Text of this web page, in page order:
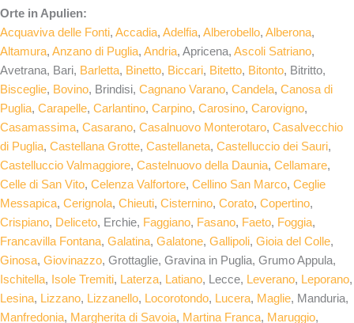
Orte in Apulien:
Acquaviva delle Fonti, Accadia, Adelfia, Alberobello, Alberona,
Altamura, Anzano di Puglia, Andria, Apricena, Ascoli Satriano,
Avetrana, Bari, Barletta, Binetto, Biccari, Bitetto, Bitonto, Bitritto,
Bisceglie, Bovino, Brindisi, Cagnano Varano, Candela, Canosa di
Puglia, Carapelle, Carlantino, Carpino, Carosino, Carovigno,
Casamassima, Casarano, Casalnuovo Monterotaro, Casalvecchio
di Puglia, Castellana Grotte, Castellaneta, Castelluccio dei Sauri,
Castelluccio Valmaggiore, Castelnuovo della Daunia, Cellamare,
Celle di San Vito, Celenza Valfortore, Cellino San Marco, Ceglie
Messapica, Cerignola, Chieuti, Cisternino, Corato, Copertino,
Crispiano, Deliceto, Erchie, Faggiano, Fasano, Faeto, Foggia,
Francavilla Fontana, Galatina, Galatone, Gallipoli, Gioia del Colle,
Ginosa, Giovinazzo, Grottaglie, Gravina in Puglia, Grumo Appula,
Ischitella, Isole Tremiti, Laterza, Latiano, Lecce, Leverano, Leporano,
Lesina, Lizzano, Lizzanello, Locorotondo, Lucera, Maglie, Manduria,
Manfredonia, Margherita di Savoia, Martina Franca, Maruggio,